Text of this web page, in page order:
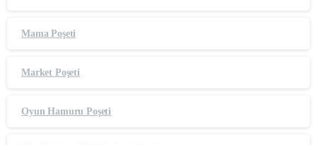
Mama Poşeti
Market Poşeti
Oyun Hamuru Poşeti